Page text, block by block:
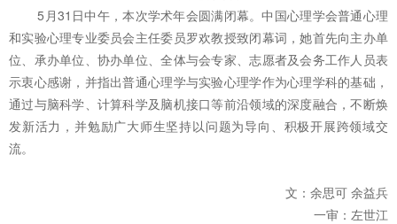
5月31日中午，本次学术年会圆满闭幕。中国心理学会普通心理
和实验心理专业委员会主任委员罗欢教授致闭幕词，她首先向主办单
位、承办单位、协办单位、全体与会专家、志愿者及会务工作人员表
示衷心感谢，并指出普通心理学与实验心理学作为心理学科的基础，
通过与脑科学、计算科学及脑机接口等前沿领域的深度融合，不断焕
发新活力，并勉励广大师生坚持以问题为导向、积极开展跨领域交
流。
文：余思可 余益兵
一审：左世江